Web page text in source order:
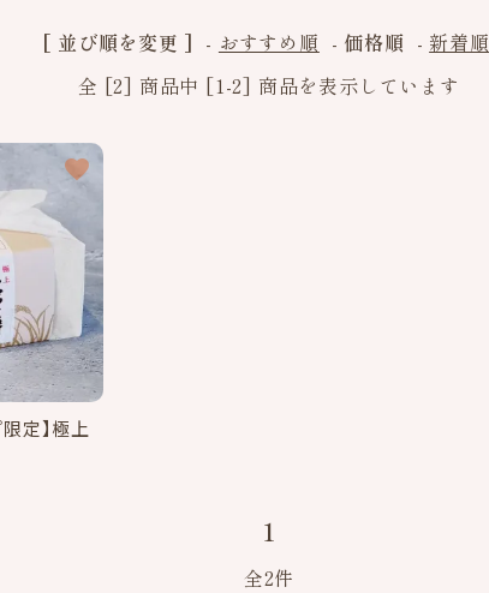
[ 並び順を変更 ] - おすすめ順 - 価格順 - 新着順
全 [2] 商品中 [1-2] 商品を表示しています
限定】極上
favorite
1
全2件